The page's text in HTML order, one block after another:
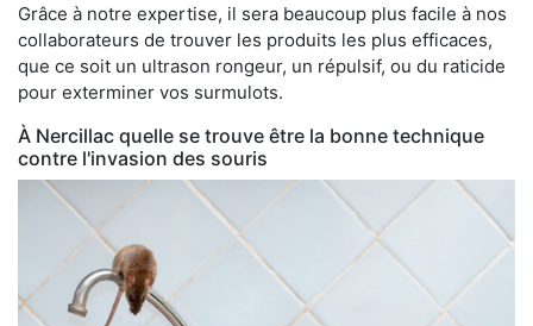
Grâce à notre expertise, il sera beaucoup plus facile à nos
collaborateurs de trouver les produits les plus efficaces,
que ce soit un ultrason rongeur, un répulsif, ou du raticide
pour exterminer vos surmulots.
À Nercillac quelle se trouve être la bonne technique
contre l'invasion des souris